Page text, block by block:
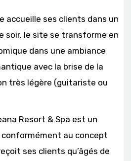
accueille ses clients dans un
soir, le site se transforme en
dans une ambiance
avec la brise de la
très légère (guitariste ou
Resort & Spa est un
au concept
ses clients qu’âgés de